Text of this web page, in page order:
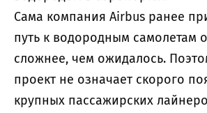
Сама компания Airbus ранее
путь к водородным самолетам
сложнее, чем ожидалось.
проект не означает скорого
крупных пассажирских